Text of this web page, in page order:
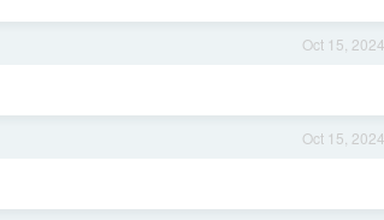
Oct 15, 2024
Oct 15, 2024